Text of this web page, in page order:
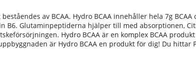
av BCAA. Hydro BCAA innehåller hela 7g BCAA
B6. Glutaminpeptiderna hjälper till med absorptionen,
Hydro BCAA är en komplex BCAA
är Hydro BCAA en produkt för dig! Du hittar